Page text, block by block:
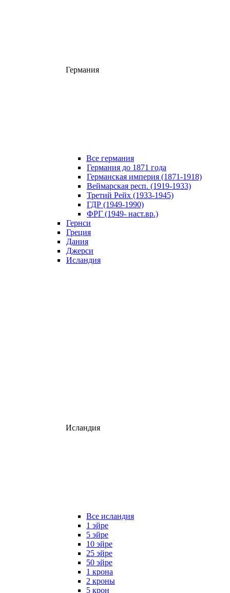
Германия
Все германия
Германия до 1871 года
Германская империя (1871-1918)
Веймарская респ. (1919-1933)
Третий Рейх (1933-1945)
ГДР (1949-1990)
ФРГ (1949- наст.вр.)
Гернси
Греция
Дания
Джерси
Исландия
Исландия
Все исландия
1 эйре
5 эйре
10 эйре
25 эйре
50 эйре
1 крона
2 кроны
5 крон